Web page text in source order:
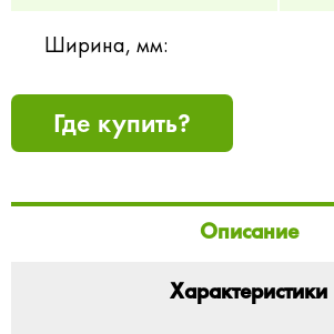
Ширина, мм:
Где купить?
Описание
Характеристики